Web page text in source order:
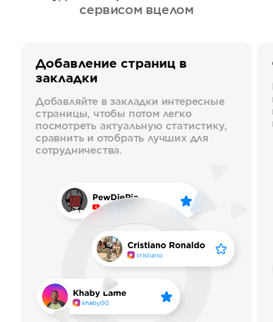
сервисом вцелом
Добавление страниц в
закладки
Добавляйте в закладки интересные
страницы, чтобы потом легко
посмотреть актуальную статистику,
сравнить и отобрать лучших для
сотрудничества.